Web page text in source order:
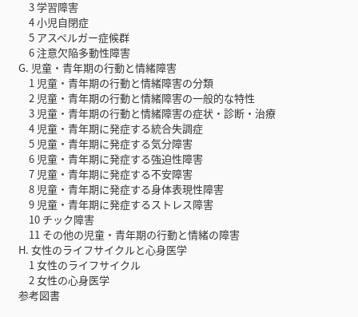
3 学習障害
4 小児自閉症
5 アスペルガー症候群
6 注意欠陥多動性障害
G. 児童・青年期の行動と情緒障害
1 児童・青年期の行動と情緒障害の分類
2 児童・青年期の行動と情緒障害の一般的な特性
3 児童・青年期の行動と情緒障害の症状・診断・治療
4 児童・青年期に発症する統合失調症
5 児童・青年期に発症する気分障害
6 児童・青年期に発症する強迫性障害
7 児童・青年期に発症する不安障害
8 児童・青年期に発症する身体表現性障害
9 児童・青年期に発症するストレス障害
10 チック障害
11 その他の児童・青年期の行動と情緒の障害
H. 女性のライフサイクルと心身医学
1 女性のライフサイクル
2 女性の心身医学
参考図書